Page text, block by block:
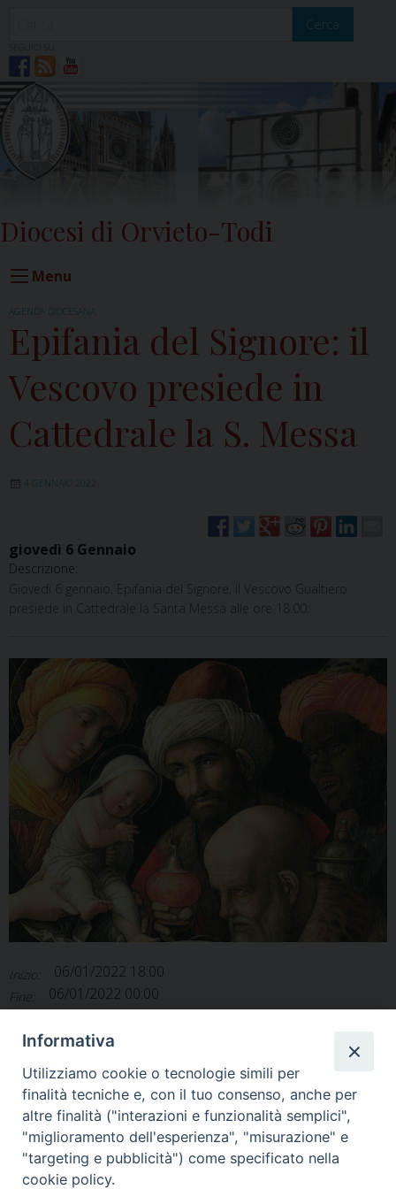
Cerca
Diocesi di Orvieto-Todi
Menu
AGENDA DIOCESANA
Epifania del Signore: il
Vescovo presiede in
Cattedrale la S. Messa
4 GENNAIO 2022
giovedì 6 Gennaio
Descrizione:
Giovedì 6 gennaio, Epifania del Signore, il Vescovo Gualtiero
presiede in Cattedrale la Santa Messa alle ore 18.00.
Inizio: 06/01/2022 18:00
Fine: 06/01/2022 00:00
Agenda diocesana
Home Il Vescovo Diocesi Pastorale
Liturgia
Beni Culturali
Informativa
Utilizziamo cookie o tecnologie simili per
finalità tecniche e, con il tuo consenso, anche per
altre finalità ("interazioni e funzionalità semplici",
"miglioramento dell'esperienza", "misurazione" e
"targeting e pubblicità") come specificato nella
cookie policy.